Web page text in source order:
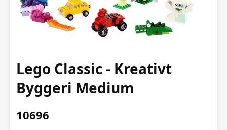
Lego Classic - Kreativt
Byggeri Medium
10696